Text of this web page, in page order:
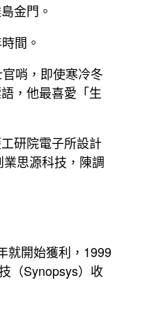
金門。
間。
哨，即使寒冷冬
，他最喜愛「生
研院電子所設計
思源科技，陳調
就開始獲利，1999
（Synopsys）收